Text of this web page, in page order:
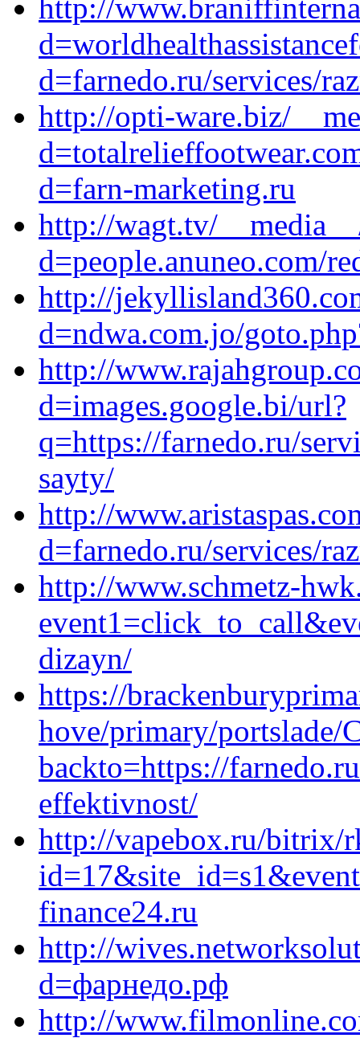
http://
d=farnedo.ru/services/
http://opti-ware.biz/
d=farn-marketing.ru
http://wagt.tv/
d=people.anuneo.com/
http://
d=ndwa.com.jo/
http://
d=images.google.bi/url?
q=https://farnedo.ru/
sayty/
http://
d=farnedo.ru/services/
http://www.schmetz-
dizayn/
https://
hove/primary/portslade/
backto=https://
effektivnost/
http://vapebox.ru/bitrix/
finance24.ru
http://
d=фарнедо.рф
http://